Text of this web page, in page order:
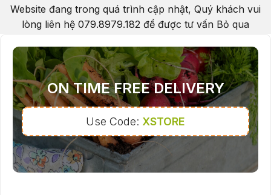
Website đang trong quá trình cập nhật, Quý khách vui
lòng liên hệ 079.8979.182 để được tư vấn Bỏ qua
ON TIME FREE DELIVERY
Use Code: XSTORE